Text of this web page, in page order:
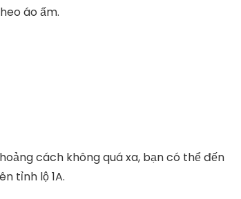
áo ấm.
cách không quá xa, bạn có thể đến
tỉnh lộ 1A.